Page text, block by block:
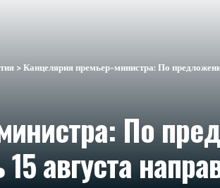
>Канцелярия премьер-министра: По
По
августа